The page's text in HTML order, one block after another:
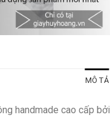
MÔ TẢ
handmade cao cấp bởi